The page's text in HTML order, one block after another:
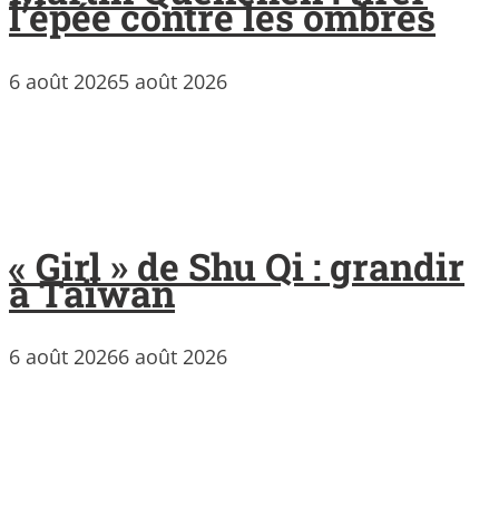
l’épée contre les ombres
6 août 20265 août 2026
« Girl » de Shu Qi : grandir
à Taïwan
6 août 20266 août 2026